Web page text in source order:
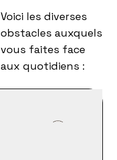
Voici les diverses
obstacles auxquels
vous faites face
aux quotidiens :